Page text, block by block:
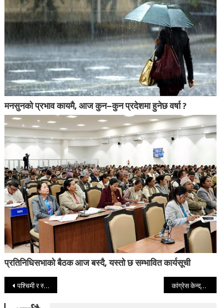
मनसुनको प्रभाव कायमै, आज कुन–कुन प्रदेशमा हुनेछ वर्षा ?
प्रतिनिधिसभाको बैठक आज बस्दै, यस्तो छ सम्भावित कार्यसूची
Post navigation
पश्चिमी र स्थानीय वायुको प्रभाव : यी क्षेत्रमा वर्षा र हिमपातको सम्भावना कांग्रेस केन्द्रीय कार्यसम्पादन समितिको बैठक बस्दै